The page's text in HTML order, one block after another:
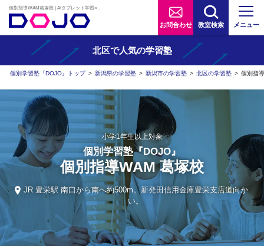
お問合わせ 教室検索 メニュー
北区で人気の学習塾
個別学習塾『DOJO』トップ > 新潟県の学習塾 > 新潟市の学習塾 > 北区の学習塾 > 個別指
小学1年生以上対象
個別学習塾『DOJO』
個別指導WAM 葛塚校
JR 豊栄駅 南口から南へ約500m。新発田信用金庫豊栄支店道向か
い。